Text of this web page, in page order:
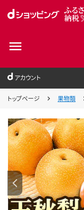
アカウント
トップページ 果物類